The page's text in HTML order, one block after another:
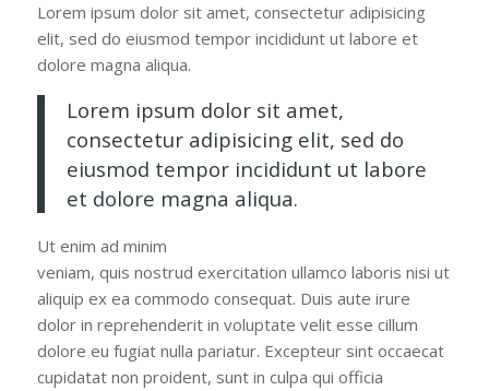
Lorem ipsum dolor sit amet, consectetur adipisicing
elit, sed do eiusmod tempor incididunt ut labore et
dolore magna aliqua.
Lorem ipsum dolor sit amet,
consectetur adipisicing elit, sed do
eiusmod tempor incididunt ut labore
et dolore magna aliqua.
Ut enim ad minim
veniam, quis nostrud exercitation ullamco laboris nisi ut
aliquip ex ea commodo consequat. Duis aute irure
dolor in reprehenderit in voluptate velit esse cillum
dolore eu fugiat nulla pariatur. Excepteur sint occaecat
cupidatat non proident, sunt in culpa qui officia